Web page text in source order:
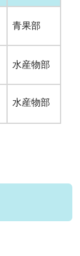
青果部
水産物部
水産物部